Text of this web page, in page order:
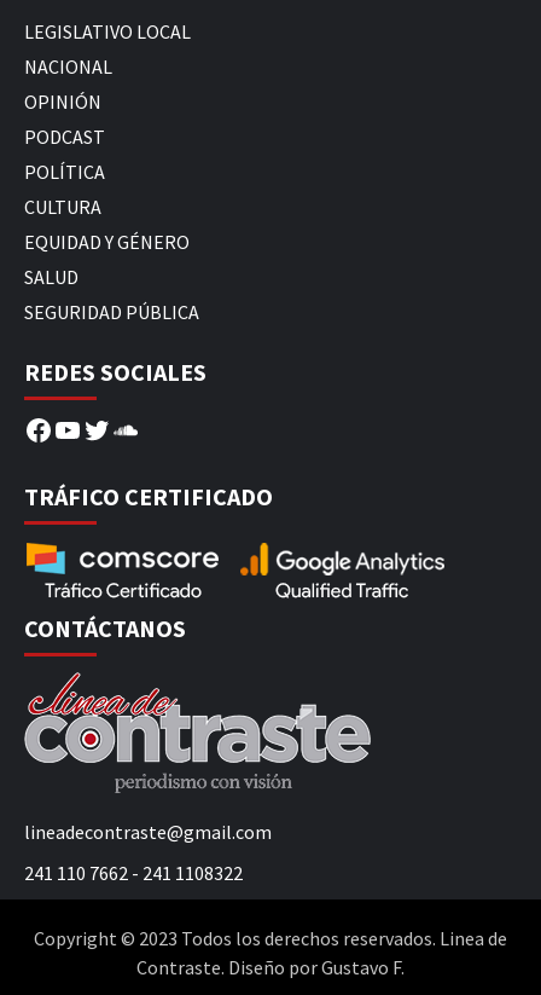
LEGISLATIVO LOCAL
NACIONAL
OPINIÓN
PODCAST
POLÍTICA
CULTURA
EQUIDAD Y GÉNERO
SALUD
SEGURIDAD PÚBLICA
REDES SOCIALES
Facebook
YouTube
Twitter
SoundCloud
TRÁFICO CERTIFICADO
CONTÁCTANOS
lineadecontraste@gmail.com
241 110 7662 - 241 1108322
Copyright © 2023 Todos los derechos reservados. Linea de
Contraste. Diseño por Gustavo F.